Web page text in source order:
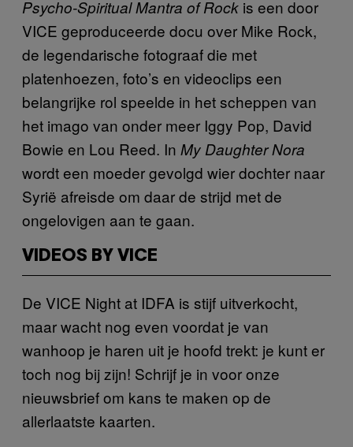
Psycho-Spiritual Mantra of Rock is een door
VICE geproduceerde docu over Mike Rock,
de legendarische fotograaf die met
platenhoezen, foto’s en videoclips een
belangrijke rol speelde in het scheppen van
het imago van onder meer Iggy Pop, David
Bowie en Lou Reed. In My Daughter Nora
wordt een moeder gevolgd wier dochter naar
Syrië afreisde om daar de strijd met de
ongelovigen aan te gaan.
VIDEOS BY VICE
De VICE Night at IDFA is stijf uitverkocht,
maar wacht nog even voordat je van
wanhoop je haren uit je hoofd trekt: je kunt er
toch nog bij zijn! Schrijf je in voor onze
nieuwsbrief om kans te maken op de
allerlaatste kaarten.